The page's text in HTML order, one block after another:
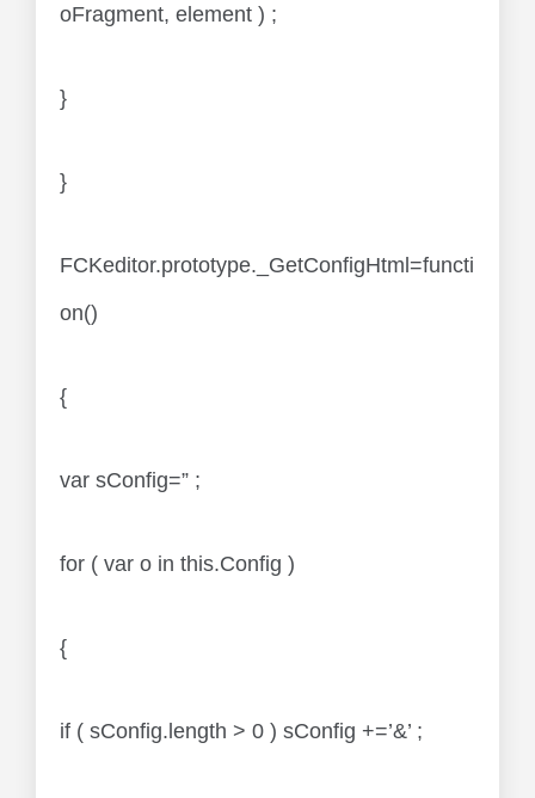
oFragment, element ) ;
}
}
FCKeditor.prototype._GetConfigHtml=functi
on()
{
var sConfig=” ;
for ( var o in this.Config )
{
if ( sConfig.length > 0 ) sConfig +=’&’ ;